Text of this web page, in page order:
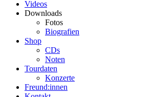
Videos
Downloads
Fotos
Biografien
Shop
CDs
Noten
Tourdaten
Konzerte
Freund:innen